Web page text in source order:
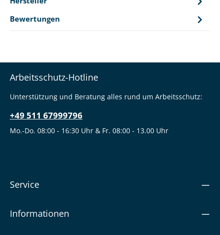
Bewertungen
Arbeitsschutz-Hotline
Unterstützung und Beratung alles rund um Arbeitsschutz:
+49 511 67999796
Mo.-Do. 08:00 - 16:30 Uhr & Fr. 08:00 - 13.00 Uhr
Service
Informationen